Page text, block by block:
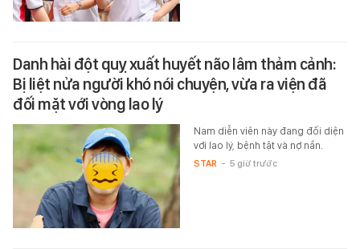
Danh hài đột quỵ xuất huyết não lâm thảm cảnh:
Bị liệt nửa người khó nói chuyện, vừa ra viện đã
đối mặt với vòng lao lý
Nam diễn viên này đang đối diện
với lao lý, bệnh tật và nợ nần.
STAR - 5 giờ trước